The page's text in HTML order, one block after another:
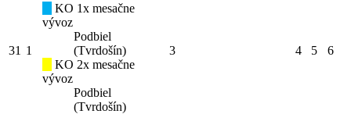
31 1
KO 1x mesačne
vývoz
Podbiel
(Tvrdošín)
KO 2x mesačne
vývoz
Podbiel
(Tvrdošín)
3 4 5 6